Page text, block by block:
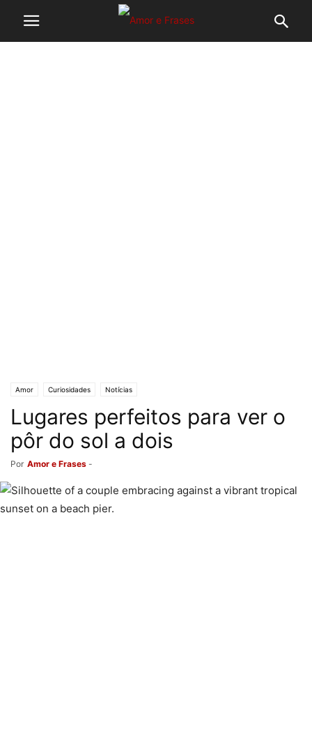
Amor Curiosidades Notícias
Lugares perfeitos para ver o
pôr do sol a dois
Por Amor e Frases -